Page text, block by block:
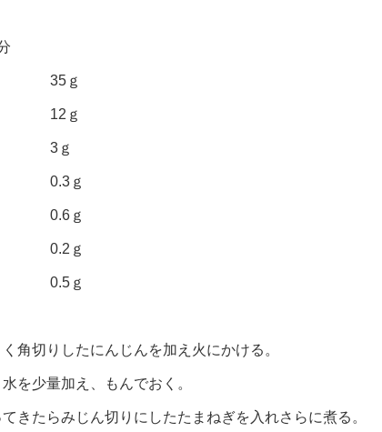
35ｇ
12ｇ
3ｇ
ｇ
0.6ｇ
ｇ
ｇ
角切りしたにんじんを加え火にかける。
を少量加え、もんでおく。
たらみじん切りにしたたまねぎを入れさらに煮る。